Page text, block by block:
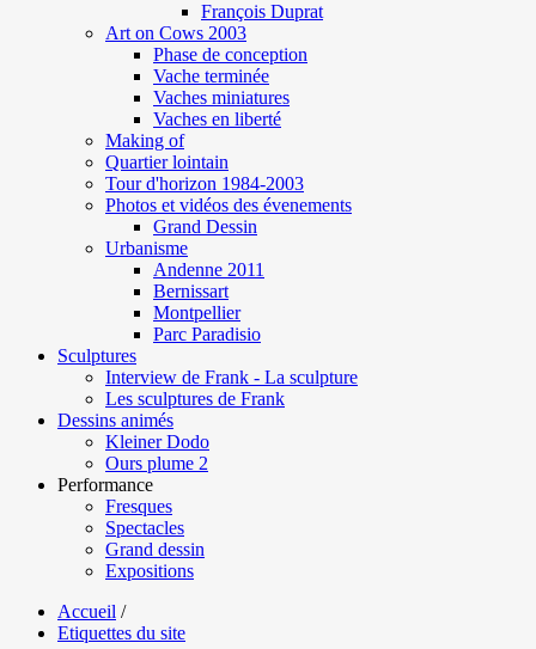
François Duprat
Art on Cows 2003
Phase de conception
Vache terminée
Vaches miniatures
Vaches en liberté
Making of
Quartier lointain
Tour d'horizon 1984-2003
Photos et vidéos des évenements
Grand Dessin
Urbanisme
Andenne 2011
Bernissart
Montpellier
Parc Paradisio
Sculptures
Interview de Frank - La sculpture
Les sculptures de Frank
Dessins animés
Kleiner Dodo
Ours plume 2
Performance
Fresques
Spectacles
Grand dessin
Expositions
Accueil /
Etiquettes du site